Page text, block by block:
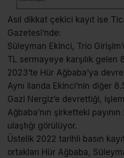
Asıl dikkat çekici kayıt ise
Gazetesi’nde:
Süleyman Ekinci, Trio
TL sermayeye karşılık gelen
2023’te Hür Ağbaba’ya
Aynı ilanda Ekinci’nin diğer
Gazi Nergiz’e devrettiği,
Ağbaba’nın şirketteki
ulaştığı görülüyor.
Üstelik 2022 tarihli basın
ortakları Hür Ağbaba,